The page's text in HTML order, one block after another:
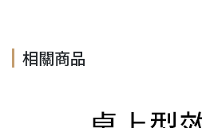
相關商品